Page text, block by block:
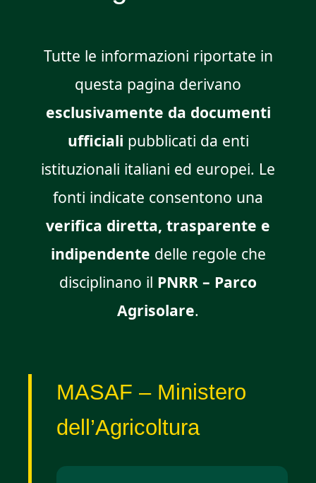
Tutte le informazioni riportate in
questa pagina derivano
esclusivamente da documenti
ufficiali pubblicati da enti
istituzionali italiani ed europei. Le
fonti indicate consentono una
verifica diretta, trasparente e
indipendente delle regole che
disciplinano il PNRR – Parco
Agrisolare.
MASAF – Ministero
dell’Agricoltura